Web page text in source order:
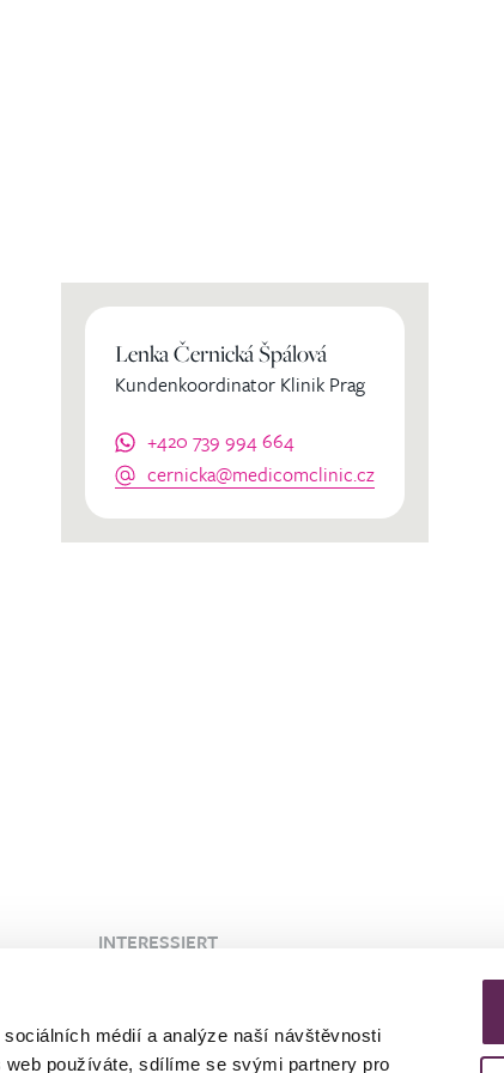
médií a analýze naší návštěvnosti
používáte, sdílíme se svými partnery pro
Lenka Černická Špálová
Kundenkoordinator Klinik Prag
+420 739 994 664
cernicka@medicomclinic.cz
INTERESSIERT
FAQ
Probleme